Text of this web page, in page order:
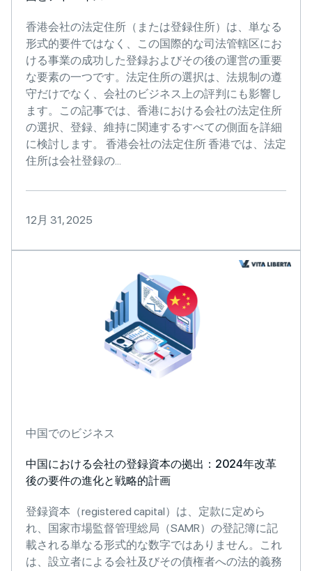
香港会社の法定住所（または登録住所）は、単なる
形式的要件ではなく、この国際的な司法管轄区にお
ける事業の成功した登録およびその後の運営の重要
な要素の一つです。法定住所の選択は、法規制の遵
守だけでなく、会社のビジネス上の評判にも影響し
ます。この記事では、香港における会社の法定住所
の選択、登録、維持に関連するすべての側面を詳細
に検討します。 香港会社の法定住所 香港では、法定
住所は会社登録の...
12月 31, 2025
中国でのビジネス
中国における会社の登録資本の拠出：2024年改革
後の要件の進化と戦略的計画
登録資本（registered capital）は、定款に定めら
れ、国家市場監督管理総局（SAMR）の登記簿に記
載される単なる形式的な数字ではありません。これ
は、設立者による会社及びその債権者への法的義務